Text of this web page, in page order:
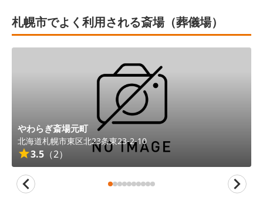
札幌市でよく利用される斎場（葬儀場）
やわらぎ斎場元町
北海道札幌市東区北23条東23-2-10
3.5 （2）